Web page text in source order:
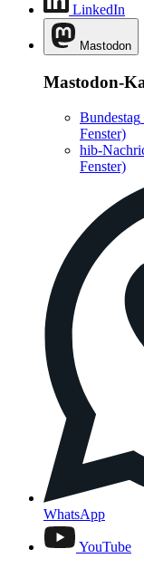
LinkedIn
Mastodon
Mastodon-
Bundestag
Fenster)
hib-
Fenster)
WhatsApp
YouTube